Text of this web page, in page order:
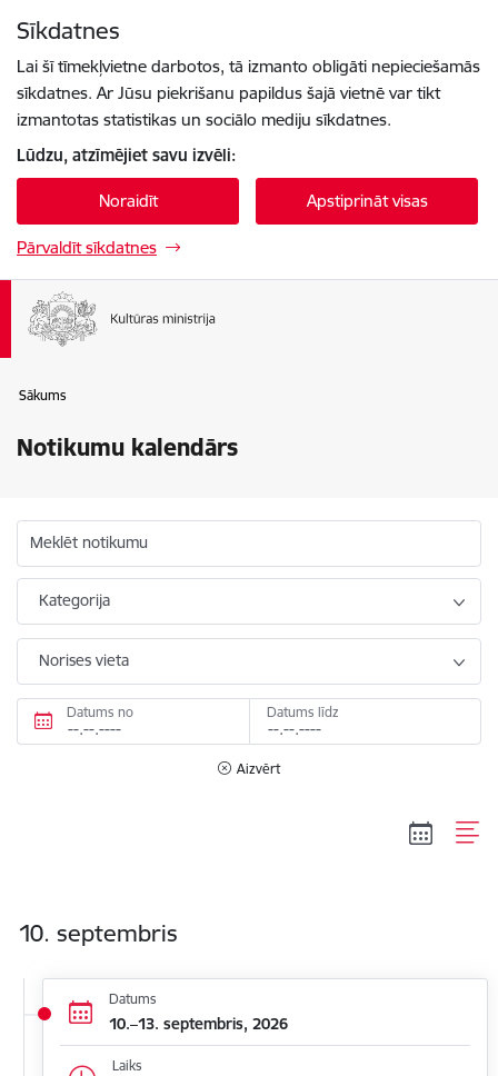
Sīkdatnes
Lai šī tīmekļvietne darbotos, tā izmanto obligāti nepieciešamās
sīkdatnes. Ar Jūsu piekrišanu papildus šajā vietnē var tikt
izmantotas statistikas un sociālo mediju sīkdatnes.
Lūdzu, atzīmējiet savu izvēli:
Noraidīt Apstiprināt visas
Pārvaldīt sīkdatnes
Sākums
Notikumu kalendārs
Meklēt notikumu
Kategorija
Norises vieta
Datums no Datums līdz
Aizvērt
10. septembris
Datums
10.–13. septembris, 2026
Laiks